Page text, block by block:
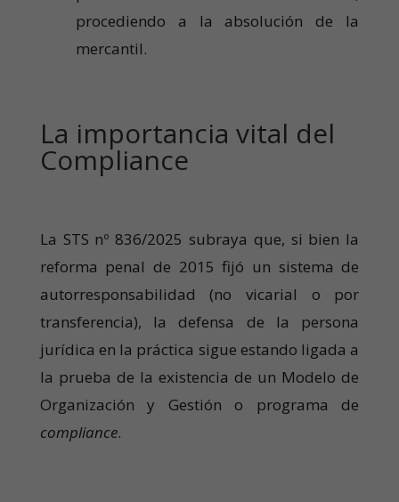
procediendo a la absolución de la
mercantil.
La importancia vital del
Compliance
La STS nº 836/2025 subraya que, si bien la
reforma penal de 2015 fijó un sistema de
autorresponsabilidad (no vicarial o por
transferencia), la defensa de la persona
jurídica en la práctica sigue estando ligada a
la prueba de la existencia de un Modelo de
Organización y Gestión o programa de
compliance.